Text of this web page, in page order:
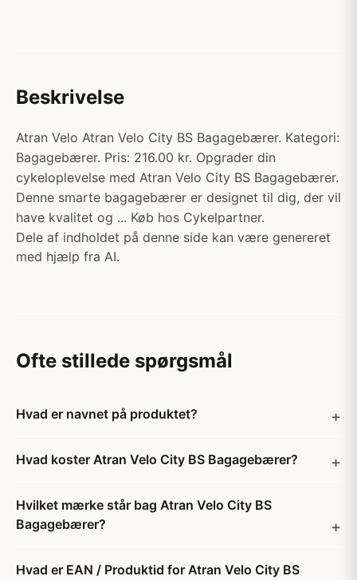
Beskrivelse
Atran Velo Atran Velo City BS Bagagebærer. Kategori:
Bagagebærer. Pris: 216.00 kr. Opgrader din
cykeloplevelse med Atran Velo City BS Bagagebærer.
Denne smarte bagagebærer er designet til dig, der vil
have kvalitet og ... Køb hos Cykelpartner.
Dele af indholdet på denne side kan være genereret
med hjælp fra AI.
Ofte stillede spørgsmål
Hvad er navnet på produktet?
Hvad koster Atran Velo City BS Bagagebærer?
Hvilket mærke står bag Atran Velo City BS
Bagagebærer?
Hvad er EAN / Produktid for Atran Velo City BS